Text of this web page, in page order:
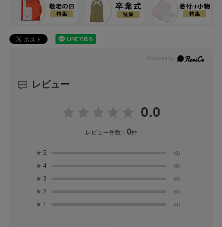
レビュー
0.0
レビュー件数： 0件
★ 5 (0)
★ 4 (0)
★ 3 (0)
★ 2 (0)
★ 1 (0)